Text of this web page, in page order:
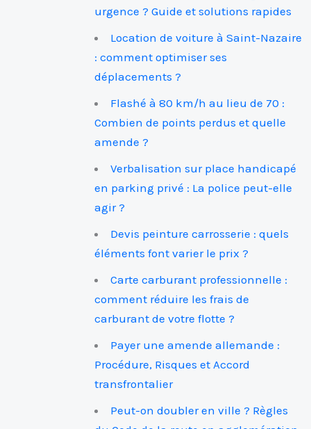
urgence ? Guide et solutions rapides
Location de voiture à Saint-Nazaire
: comment optimiser ses
déplacements ?
Flashé à 80 km/h au lieu de 70 :
Combien de points perdus et quelle
amende ?
Verbalisation sur place handicapé
en parking privé : La police peut-elle
agir ?
Devis peinture carrosserie : quels
éléments font varier le prix ?
Carte carburant professionnelle :
comment réduire les frais de
carburant de votre flotte ?
Payer une amende allemande :
Procédure, Risques et Accord
transfrontalier
Peut-on doubler en ville ? Règles